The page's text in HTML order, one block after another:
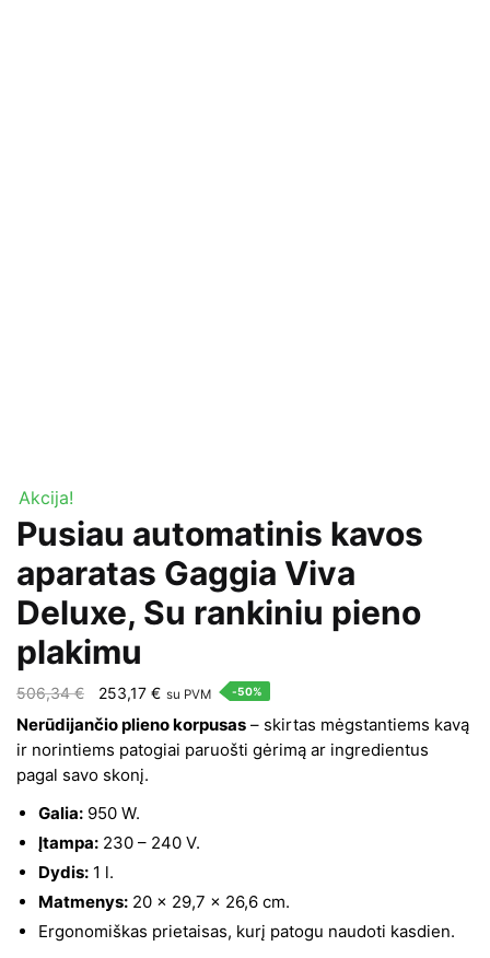
Akcija!
Pusiau automatinis kavos
aparatas Gaggia Viva
Deluxe, Su rankiniu pieno
plakimu
506,34€
Original
price
was:
506,34 €.
253,17 €Current
price
is:
su PVM -50%
Nerūdijančio plieno korpusas – skirtas mėgstantiems kavą
ir norintiems patogiai paruošti gėrimą ar ingredientus
pagal savo skonį.
Galia: 950 W.
Įtampa: 230 – 240 V.
Dydis: 1 l.
Matmenys: 20 x 29,7 x 26,6 cm.
Ergonomiškas prietaisas, kurį patogu naudoti kasdien.